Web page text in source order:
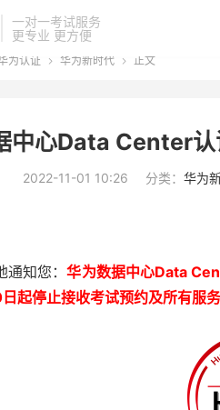
一对一考试服务
更专业 更方便
为认证  华为新时代  正文
中心Data Center认
2022-11-01 10:26 分类： 华为
通知您：华为数据中心Data
起停止接收考试预约及所有服务